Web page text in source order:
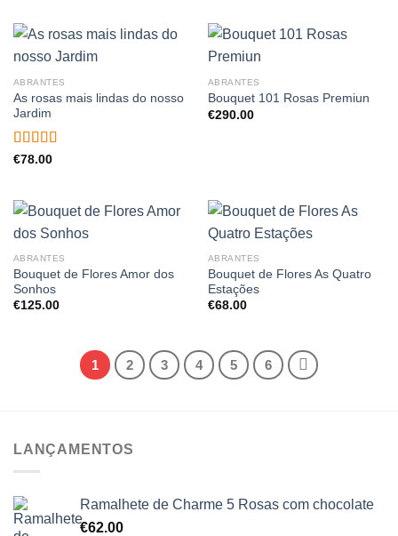
ABRANTES
As rosas mais lindas do nosso
Jardim
Avaliação
€78.00
ABRANTES
Bouquet 101 Rosas Premiun
€290.00
ABRANTES
Bouquet de Flores Amor dos
Sonhos
€125.00
ABRANTES
Bouquet de Flores As Quatro
Estações
€68.00
1 2 3 4 5 6
LANÇAMENTOS
Ramalhete de Charme 5 Rosas com chocolate
€62.00